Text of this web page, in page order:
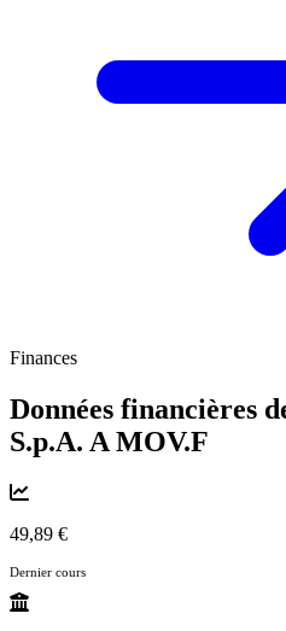
Finances
Données financières
S.p.A. A MOV.F
49,89 €
Dernier cours